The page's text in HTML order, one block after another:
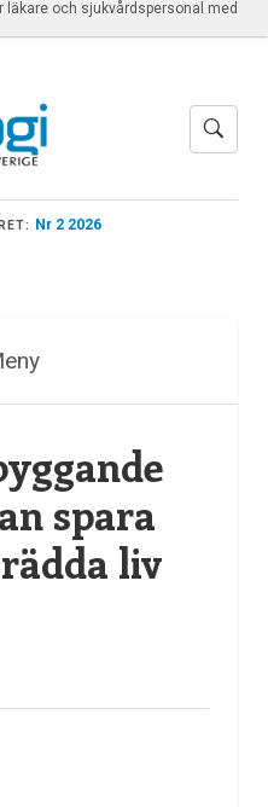
läkare och sjukvårdspersonal med
Nr 2 2026
spara
liv